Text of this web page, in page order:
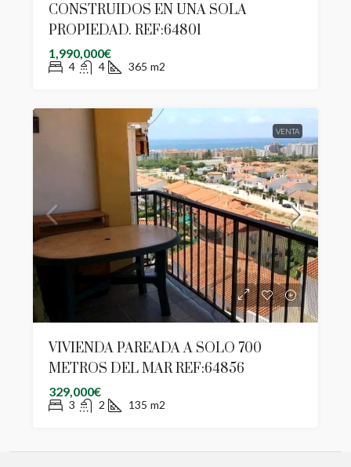
CONSTRUIDOS EN UNA SOLA
PROPIEDAD. REF:64801
1,990,000€
4 4 365 m2
VENTA
VIVIENDA PAREADA A SOLO 700
METROS DEL MAR REF:64856
329,000€
3 2 135 m2